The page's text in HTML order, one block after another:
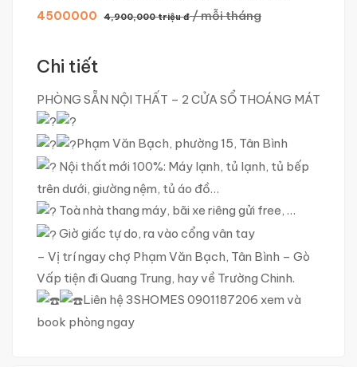
4500000 4,900,000 triệu đ / mỗi tháng
Chi tiết
PHÒNG SẴN NỘI THẤT – 2 CỬA SỔ THOÁNG MÁT
Phạm Văn Bạch, phường 15, Tân Bình
Nội thất mới 100%: Máy lạnh, tủ lạnh, tủ bếp
trên dưới, giường nệm, tủ áo đồ…
Toà nhà thang máy, bãi xe riêng gửi free, …
Giờ giấc tự do, ra vào cổng vân tay
– Vị trí ngay chợ Phạm Văn Bạch, Tân Bình – Gò
Vấp tiện đi Quang Trung, hay về Trường Chinh.
Liên hệ 3SHOMES 0901187206 xem và
book phòng ngay